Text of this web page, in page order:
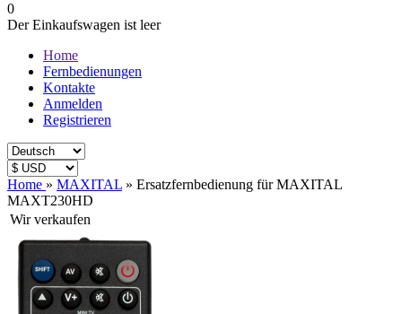
0
Der Einkaufswagen ist leer
Home
Fernbedienungen
Kontakte
Anmelden
Registrieren
Home » MAXITAL » Ersatzfernbedienung für MAXITAL
MAXT230HD
Wir verkaufen